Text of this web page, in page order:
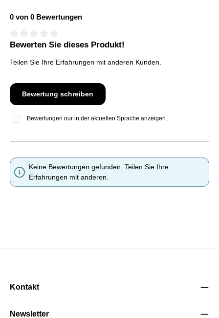
0 von 0 Bewertungen
Durchschnittliche Bewertung von 0 von 5 Sternen
Bewerten Sie dieses Produkt!
Teilen Sie Ihre Erfahrungen mit anderen Kunden.
Bewertung schreiben
Bewertungen nur in der aktuellen Sprache anzeigen.
Keine Bewertungen gefunden. Teilen Sie Ihre
Erfahrungen mit anderen.
Kontakt
Newsletter